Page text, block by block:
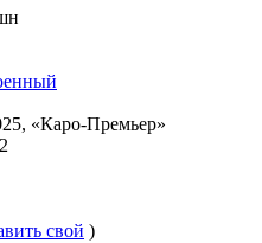
«Каро-Премьер»
свой )